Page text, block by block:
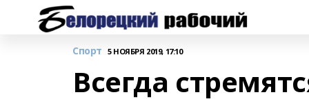
Спорт 5 НОЯБРЯ 2019, 17:10
Всегда